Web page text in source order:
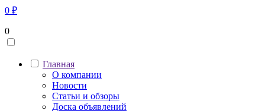
0 ₽
0
Главная
О компании
Новости
Статьи и обзоры
Доска объявлений